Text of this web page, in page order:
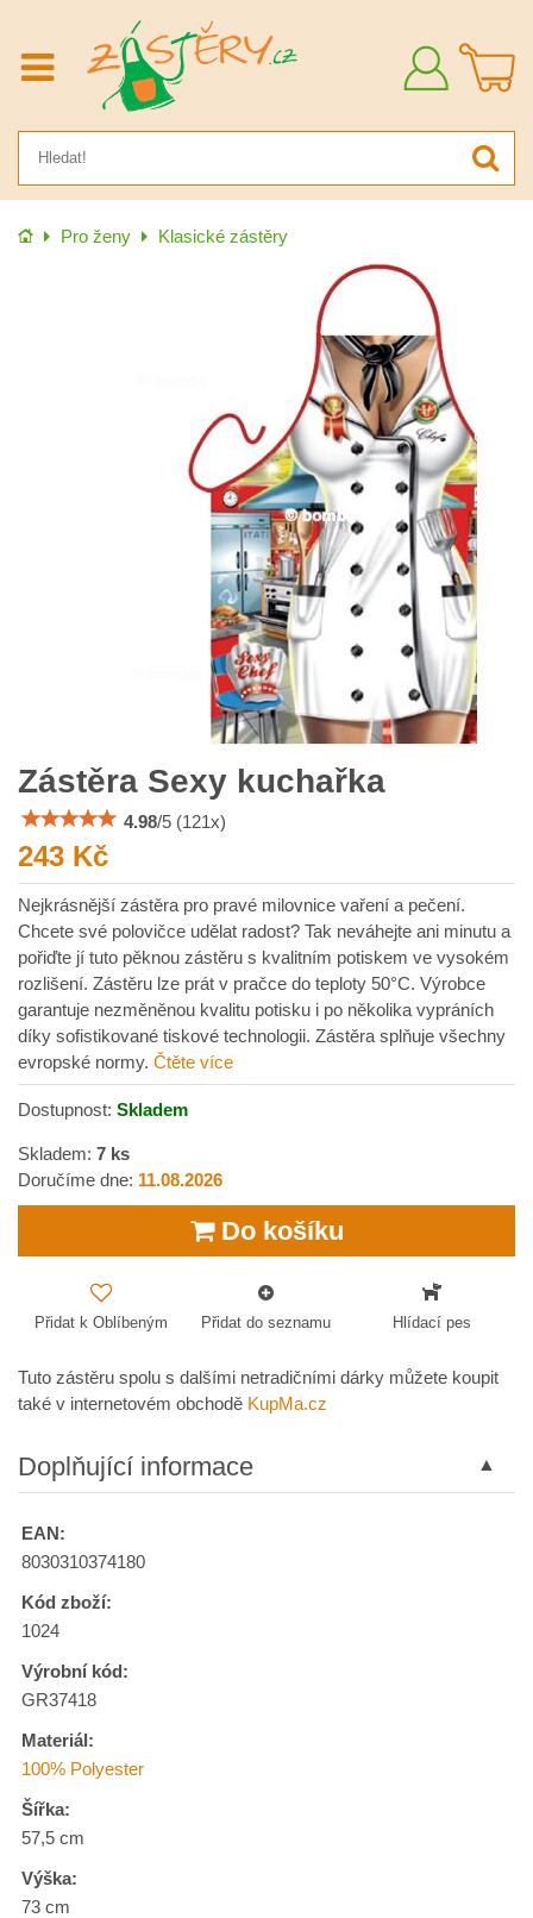
Přihlásit
Úvod Pro ženy Klasické zástěry
Zástěra Sexy kuchařka
4.98/5 (121 x)
243 Kč
Nejkrásnější zástěra pro pravé milovnice vaření a pečení.
Chcete své polovičce udělat radost? Tak neváhejte ani minutu a
pořiďte jí tuto pěknou zástěru s kvalitním potiskem ve vysokém
rozlišení. Zástěru lze prát v pračce do teploty 50°C. Výrobce
garantuje nezměněnou kvalitu potisku i po několika vypráních
díky sofistikované tiskové technologii. Zástěra splňuje všechny
evropské normy. Čtěte více
Dostupnost: Skladem
Skladem: 7 ks
Doručíme dne: 11.08.2026
Do košíku
Přidat k Oblíbeným Přidat do seznamu Hlídací pes
Tuto zástěru spolu s dalšími netradičními dárky můžete koupit
také v internetovém obchodě KupMa.cz
Doplňující informace
EAN:
8030310374180
Kód zboží:
1024
Výrobní kód:
GR37418
Materiál:
100% Polyester
Šířka:
57,5 cm
Výška:
73 cm